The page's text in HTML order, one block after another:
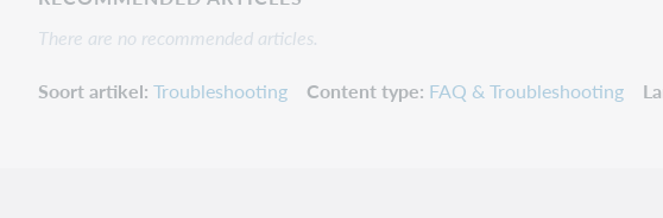
There are no recommended articles.
Soort artikel Troubleshooting Content type FAQ & Troubleshooting